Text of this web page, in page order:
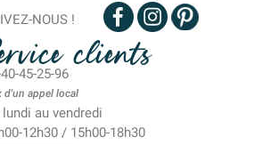
NOUS !
clients
45-25-96
d'un appel local
lundi au vendredi
12h30 / 15h00-18h30